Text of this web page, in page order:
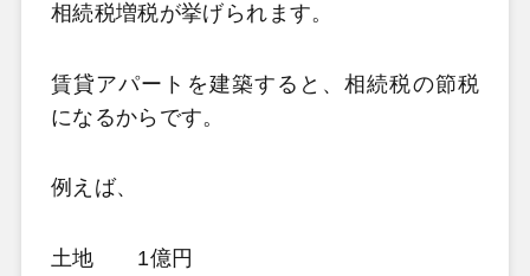
相続税増税が挙げられます。
賃貸アパートを建築すると、相続税の節税
になるからです。
例えば、
土地 1億円